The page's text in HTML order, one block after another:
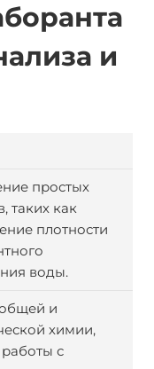
и
простых
таких как
плотности
воды.
и
химии,
с